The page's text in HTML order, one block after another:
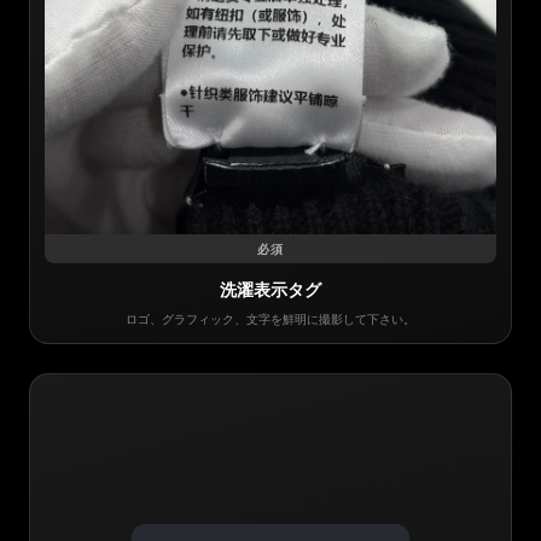
必須
洗濯表示タグ
ロゴ、グラフィック、文字を鮮明に撮影して下さい。